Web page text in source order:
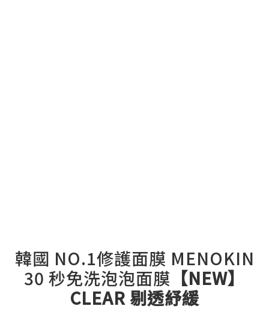
韓國 NO.1修護面膜 MENOKIN
30 秒免洗泡泡面膜 【NEW】
CLEAR 剔透紓緩